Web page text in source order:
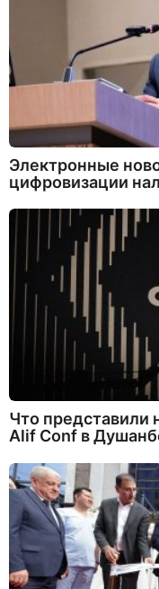
Электронные
цифровизации
Что представили
Alif Conf в